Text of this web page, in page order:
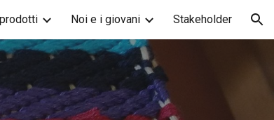
Noi e i giovani Stakeholder